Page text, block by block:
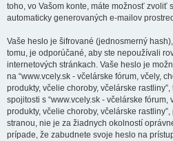
toho, vo Vašom konte, máte možnosť zvoliť
automaticky generovaných e-mailov
Vaše heslo je šifrované (jednosmerný
tomu, je odporúčané, aby ste nepoužívali
internetových stránkach. Vaše heslo je
na “www.vcely.sk - včelárske fórum, včely,
produkty, včelie choroby, včelárske
spojitosti s “www.vcely.sk - včelárske
produkty, včelie choroby, včelárske
stranou, nie je za žiadnych okolností
prípade, že zabudnete svoje heslo na